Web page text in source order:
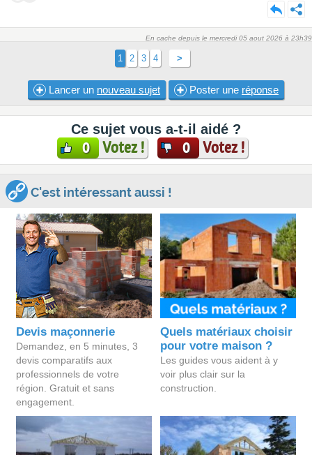
En cache depuis le mercredi 05 aout 2026 à 23h39
1 2 3 4 >
Lancer un nouveau sujet Poster une réponse
Ce sujet vous a-t-il aidé ?
0 Votez ! 0 Votez !
C'est intéressant aussi !
Devis maçonnerie
Demandez, en 5 minutes, 3
devis comparatifs aux
professionnels de votre
région. Gratuit et sans
engagement.
Quels matériaux choisir
pour votre maison ?
Les guides vous aident à y
voir plus clair sur la
construction.